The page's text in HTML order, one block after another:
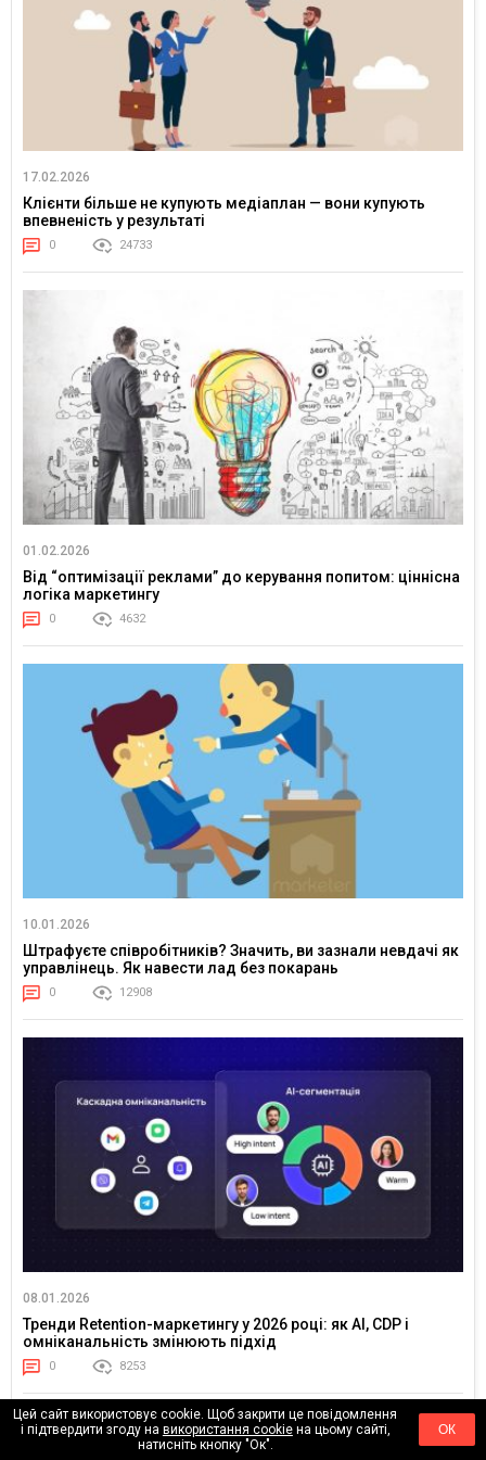
17.02.2026
Клієнти більше не купують медіаплан — вони купують
впевненість у результаті
0 24733
01.02.2026
Від “оптимізації реклами” до керування попитом: ціннісна
логіка маркетингу
0 4632
10.01.2026
Штрафуєте співробітників? Значить, ви зазнали невдачі як
управлінець. Як навести лад без покарань
0 12908
08.01.2026
Тренди Retention-маркетингу у 2026 році: як AI, CDP і
омніканальність змінюють підхід
0 8253
Цей сайт використовує cookie. Щоб закрити це повідомлення
і підтвердити згоду на використання cookieна цьому сайті,
натисніть кнопку "Ок".
ОК